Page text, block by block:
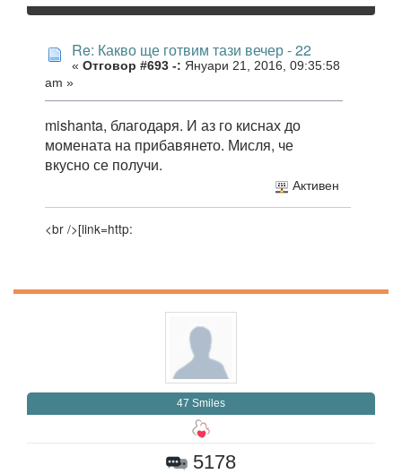
Re: Какво ще готвим тази вечер - 22
« Отговор #693 -: Януари 21, 2016, 09:35:58
am »
mishanta, благодаря. И аз го киснах до
момената на прибавянето. Мисля, че
вкусно се получи.
Активен
<br />[link=http:
47 Smiles
5178